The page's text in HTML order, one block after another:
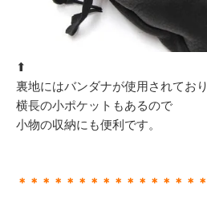
⬆︎
裏地にはバンダナが使用されており
横長の小ポケットもあるので
小物の収納にも便利です。
＊＊＊＊＊＊＊＊＊＊＊＊＊＊＊